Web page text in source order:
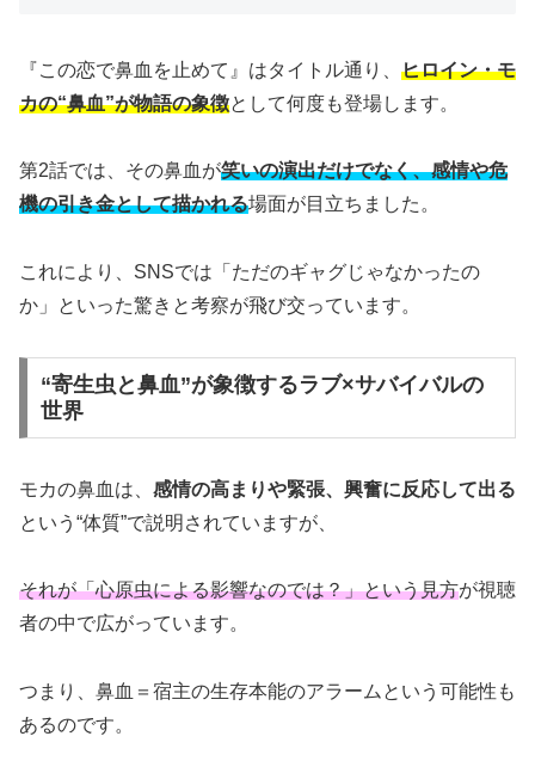
『この恋で鼻血を止めて』はタイトル通り、 ヒロイン・モ
カの“鼻血”が物語の象徴として何度も登場します。
第2話では、その鼻血が笑いの演出だけでなく、感情や危
機の引き金として描かれる場面が目立ちました。
これにより、SNSでは「ただのギャグじゃなかったの
か」といった驚きと考察が飛び交っています。
“寄生虫と鼻血”が象徴するラブ×サバイバルの
世界
モカの鼻血は、 感情の高まりや緊張、興奮に反応して出る
という“体質”で説明されていますが、
それが「心原虫による影響なのでは？」という見方が視聴
者の中で広がっています。
つまり、鼻血＝宿主の生存本能のアラームという可能性も
あるのです。